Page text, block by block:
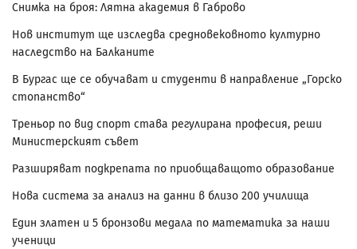
Снимка на броя: Лятна академия в Габрово
Нов институт ще изследва средновековното културно
наследство на Балканите
В Бургас ще се обучават и студенти в направление „Горско
стопанство“
Треньор по вид спорт става регулирана професия, реши
Министерският съвет
Разширяват подкрепата по приобщаващото образование
Нова система за анализ на данни в близо 200 училища
Един златен и 5 бронзови медала по математика за наши
ученици